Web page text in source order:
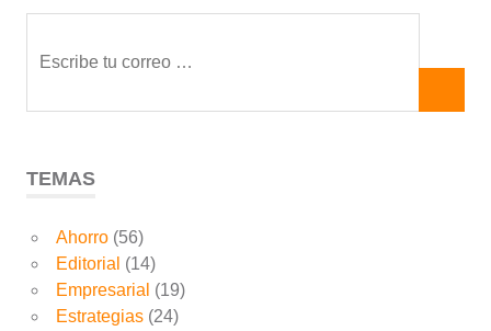
TEMAS
Ahorro(56)
Editorial (14)
Empresarial (19)
Estrategias(24)